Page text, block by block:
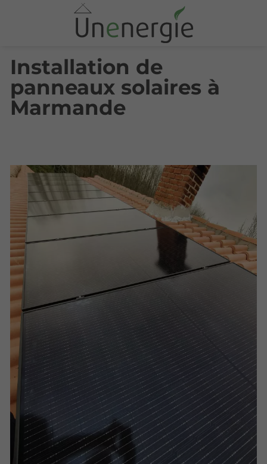
Installation de
panneaux solaires à
Marmande